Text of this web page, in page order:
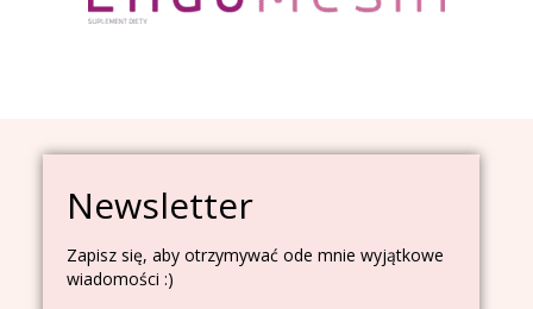
Newsletter
Zapisz się, aby otrzymywać ode mnie wyjątkowe
wiadomości :)